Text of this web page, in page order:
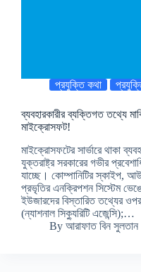
প্রযুক্তি কথা
ব্যবহারকারীর ব্যক্তিগত তথ্যে
মাইক্রোসফট!
মাইক্রোসফটের সার্ভারে থাকা
যুক্তরাষ্ট্র সরকারের গভীর
যাচ্ছে। কোম্পানিটির স্কাইপ,
প্রভৃতির এনক্রিপশন সিস্টেম
ইউজারদের বিস্তারিত তথ্যের
(ন্যাশনাল সিক্যুরিটি এজেন্সি);…
By আরাফাত বিন সুলতান